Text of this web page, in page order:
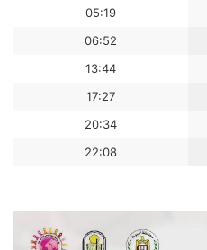
05:19
06:52
13:44
17:27
20:34
22:08